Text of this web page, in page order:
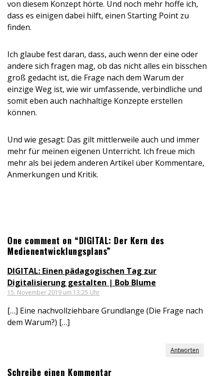
von diesem Konzept hörte. Und noch mehr hoffe ich,
dass es einigen dabei hilft, einen Starting Point zu
finden.
Ich glaube fest daran, dass, auch wenn der eine oder
andere sich fragen mag, ob das nicht alles ein bisschen
groß gedacht ist, die Frage nach dem Warum der
einzige Weg ist, wie wir umfassende, verbindliche und
somit eben auch nachhaltige Konzepte erstellen
können.
Und wie gesagt: Das gilt mittlerweile auch und immer
mehr für meinen eigenen Unterricht. Ich freue mich
mehr als bei jedem anderen Artikel über Kommentare,
Anmerkungen und Kritik.
One comment on “DIGITAL: Der Kern des
Medienentwicklungsplans”
DIGITAL: Einen pädagogischen Tag zur
Digitalisierung gestalten | Bob Blume
15. November 2019 um 13:25 Uhr
[…] Eine nachvollziehbare Grundlange (Die Frage nach
dem Warum?) […]
Antworten
Schreibe einen Kommentar